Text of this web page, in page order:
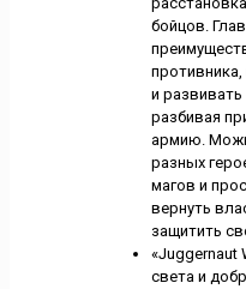
бойцов.
противника,
и
разбивая
армию.
разных
магов и
вернуть
защитить
«Juggernaut
света и